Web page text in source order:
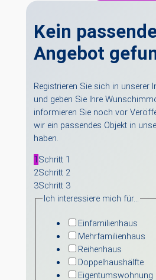
Kein
Angebot
Registrieren Sie sich in unserer
und geben Sie Ihre
informieren Sie noch vor
wir ein passendes Objekt in
haben.
1 Schritt 1
2Schritt 2
3Schritt 3
Ich interessiere mich für…
Einfamilienhaus
Mehrfamilienhaus
Reihenhaus
Doppelhaushälfte
Eigentumswohnung